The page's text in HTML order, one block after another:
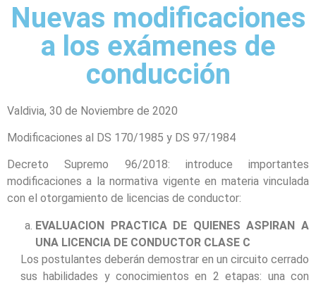
Nuevas modificaciones
a los exámenes de
conducción
Valdivia, 30 de Noviembre de 2020
Modificaciones al DS 170/1985 y DS 97/1984
Decreto Supremo 96/2018: introduce importantes
modificaciones a la normativa vigente en materia vinculada
con el otorgamiento de licencias de conductor:
EVALUACION PRACTICA DE QUIENES ASPIRAN A
UNA LICENCIA DE CONDUCTOR CLASE C
Los postulantes deberán demostrar en un circuito cerrado
sus habilidades y conocimientos en 2 etapas: una con